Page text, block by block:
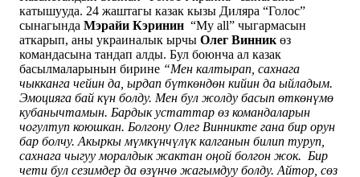
катышууда. 24 жаштагы казак кызы Диляра “Голос”
сынагында Мэрайи Кэринин “My all” чыгармасын
аткарып, аны украиналык ырчы Олег Винник өз
командасына тандап алды. Бул боюнча ал казак
басылмаларынын бирине “Мен калтырап, сахнага
чыкканга чейин да, ырдап бүткөндөн кийин да ыйладым.
Эмоцияга бай күн болду. Мен бул жолду басып өткөнүмө
кубанычтамын. Бардык устаттар өз командаларын
чогултуп коюшкан. Болгону Олег Винникте гана бир орун
бар болчу. Акыркы мүмкүнчүлүк калганын билип туруп,
сахнага чыгуу моралдык жактан оңой болгон жок. Бир
чети бул сезимдер да өзүнчө жагымдуу болду. Айтор, сөз